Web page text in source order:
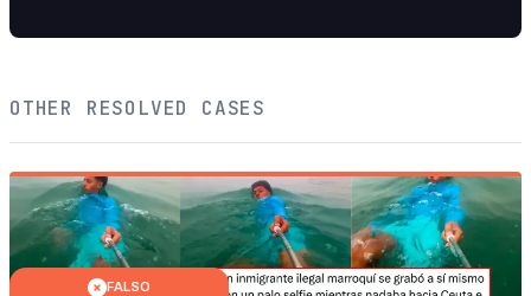
OTHER RESOLVED CASES
FALSO